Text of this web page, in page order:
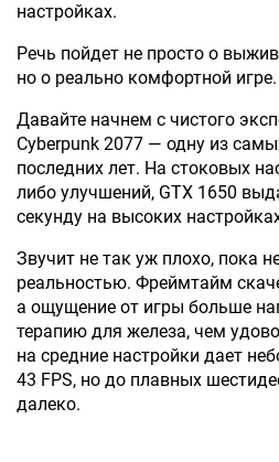
настройках.
Речь пойдет не просто о
но о реально комфортной игре.
Давайте начнем с чистого
Cyberpunk 2077 — одну из
последних лет. На стоковых
либо улучшений, GTX 1650
секунду на высоких
Звучит не так уж плохо, пока
реальностью. Фреймтайм
а ощущение от игры больше
терапию для железа, чем
на средние настройки дает
43 FPS, но до плавных
далеко.